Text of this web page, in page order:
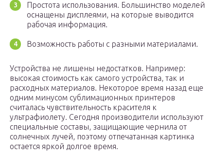
Простота использования. Большинство моделей
оснащены дисплеями, на которые выводится
рабочая информация.
Возможность работы с разными материалами.
Устройства не лишены недостатков. Например:
высокая стоимость как самого устройства, так и
расходных материалов. Некоторое время назад еще
одним минусом сублимационных принтеров
считалась чувствительность красителя к
ультрафиолету. Сегодня производители используют
специальные составы, защищающие чернила от
солнечных лучей, поэтому отпечатанная картинка
остается яркой долгое время.